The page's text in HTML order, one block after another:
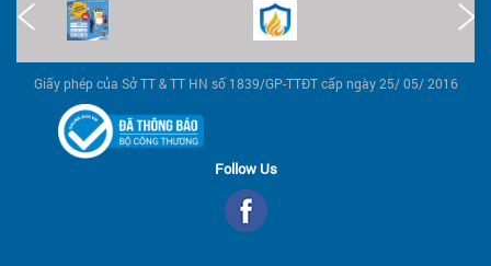
Giấy phép của Sở TT & TT HN số 1839/GP-TTĐT cấp ngày 25/ 05/ 2016
Follow Us